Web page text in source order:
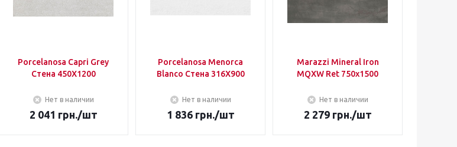
Porcelanosa Capri Grey
Стена 450Х1200
Нет в наличии
2 041 грн./шт
Porcelanosa Menorca
Blanco Стена 316Х900
Нет в наличии
1 836грн./шт
Marazzi Mineral Iron
MQXW Ret 750х1500
Нет в наличии
2 279грн./шт